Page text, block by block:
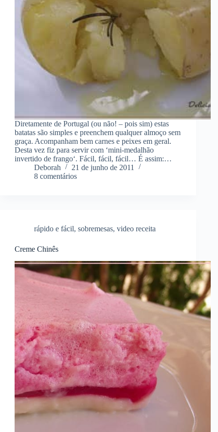
Diretamente de Portugal (ou não! – pois sim) estas
batatas são simples e preenchem qualquer almoço sem
graça. Acompanham bem carnes e peixes em geral.
Desta vez fiz para servir com ‘mini-medalhão
invertido de frango‘. Fácil, fácil, fácil… É assim:…
Deborah
21 de junho de 2011
8 comentários
rápido e fácil, sobremesas, video receita
Creme Chinês